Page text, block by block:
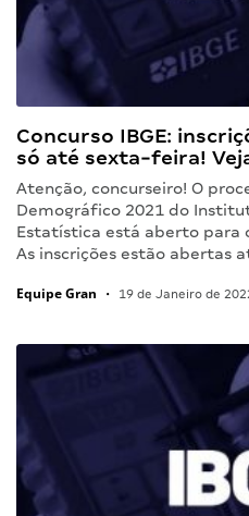
Concurso IBGE:
só até sexta-feira!
Atenção, concurseiro! O
Demográfico 2021 do
Estatística está aberto para
As inscrições estão abertas
Equipe Gran • 19 de Janeiro de